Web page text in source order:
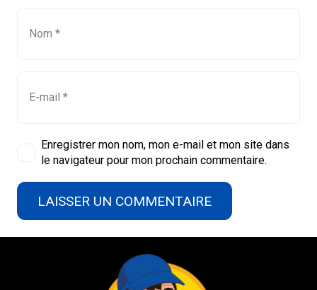
Enregistrer mon nom, mon e-mail et mon site dans
le navigateur pour mon prochain commentaire.
LAISSER UN COMMENTAIRE